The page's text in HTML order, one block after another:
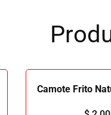
Camote Frito